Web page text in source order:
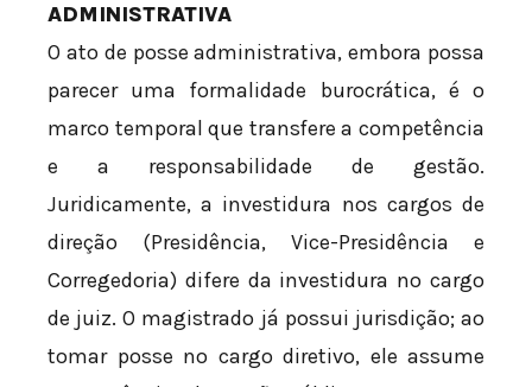
ADMINISTRATIVA
O ato de posse administrativa, embora possa
parecer uma formalidade burocrática, é o
marco temporal que transfere a competência
e a responsabilidade de gestão.
Juridicamente, a investidura nos cargos de
direção (Presidência, Vice-Presidência e
Corregedoria) difere da investidura no cargo
de juiz. O magistrado já possui jurisdição; ao
tomar posse no cargo diretivo, ele assume